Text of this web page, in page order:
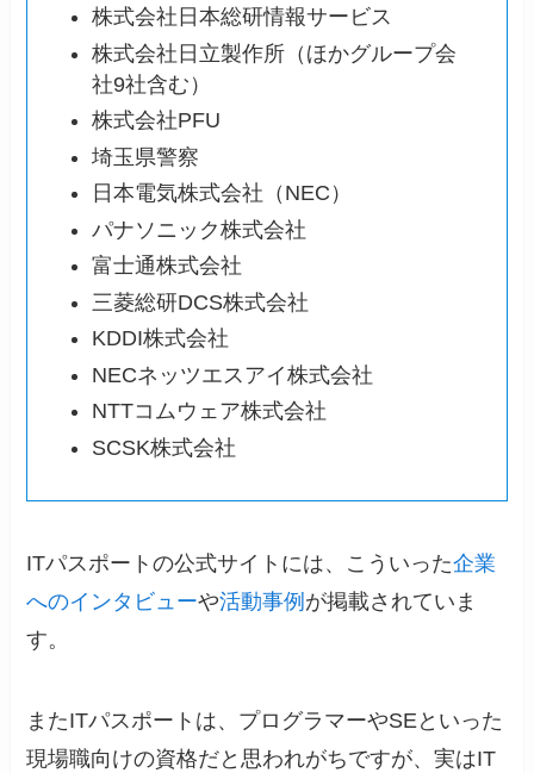
株式会社日本総研情報サービス
株式会社日立製作所（ほかグループ会
社9社含む）
株式会社PFU
埼玉県警察
日本電気株式会社（NEC）
パナソニック株式会社
富士通株式会社
三菱総研DCS株式会社
KDDI株式会社
NECネッツエスアイ株式会社
NTTコムウェア株式会社
SCSK株式会社
ITパスポートの公式サイトには、こういった企業
へのインタビューや活動事例 が掲載されていま
す。
またITパスポートは、プログラマーやSEといった
現場職向けの資格だと思われがちですが、実はIT